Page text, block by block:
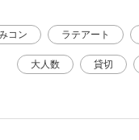
コン ラテアート
大人数 貸切